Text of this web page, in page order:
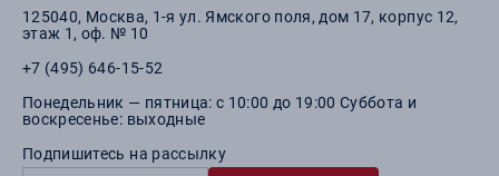
125040, Москва, 1-я ул. Ямского поля, дом 17, корпус 12,
этаж 1, оф. № 10
+7 (495) 646-15-52
Понедельник — пятница: с 10:00 до 19:00 Суббота и
воскресенье: выходные
Подпишитесь на рассылку